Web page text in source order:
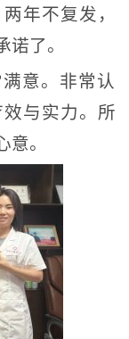
年不复发，
了。
意。非常认
与实力。所
。